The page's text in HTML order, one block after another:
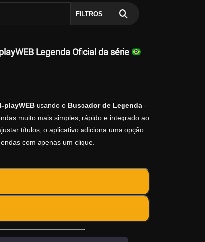
FILTROS
Legenda Oficial da série
playWEB usando o Buscador de Legenda -
muito mais simples, rápido e integrado ao
títulos, o aplicativo adiciona uma opção
com apenas um clique.